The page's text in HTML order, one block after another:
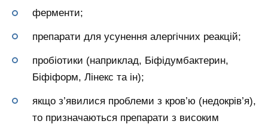
ферменти;
препарати для усунення алергічних реакцій;
пробіотики (наприклад, Біфідумбактерин,
Біфіформ, Лінекс та ін);
якщо з’явилися проблеми з кров’ю (недокрів’я),
то призначаються препарати з високим